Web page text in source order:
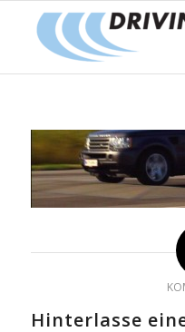
Hinterlasse